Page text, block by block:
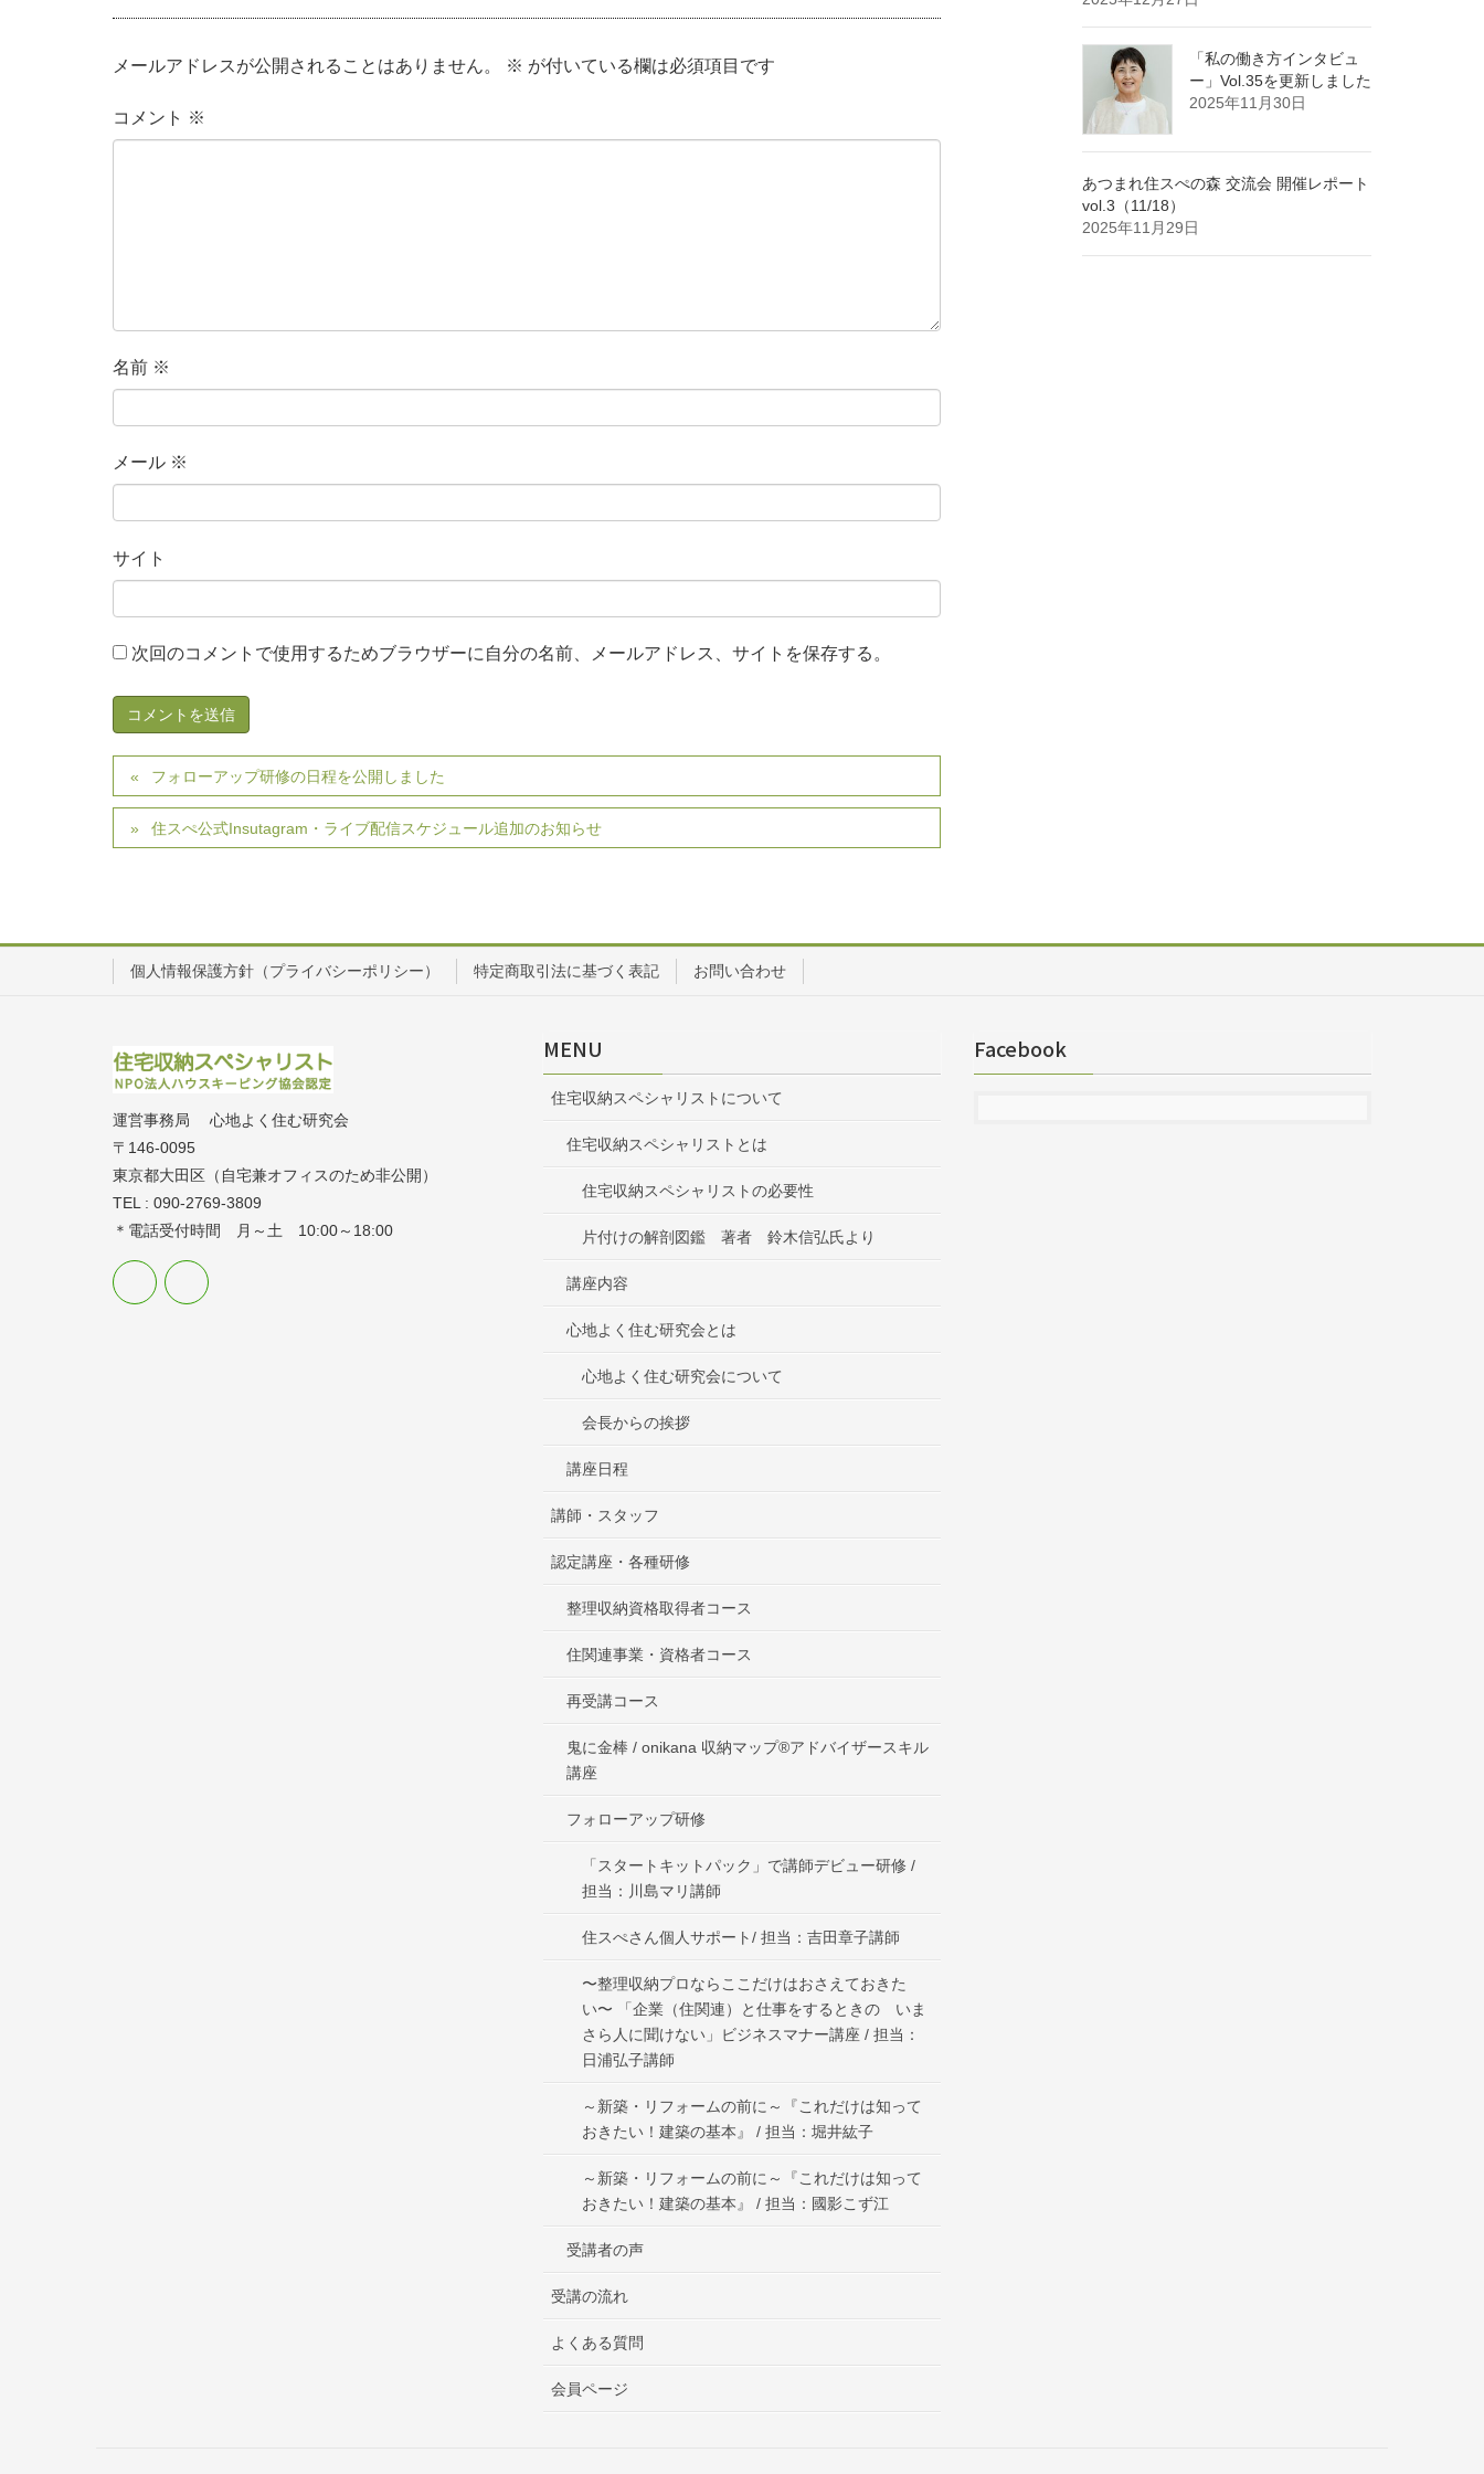
メールアドレスが公開されることはありません。 ※ が付いている欄は必須項目です
コメント ※
名前 ※
メール ※
サイト
次回のコメントで使用するためブラウザーに自分の名前、メールアドレス、サイトを保存する。
フォローアップ研修の日程を公開しました
住スぺ公式Insutagram・ライブ配信スケジュール追加のお知らせ
「私の働き方インタビュ
ー」Vol.35を更新しました
2025年11月30日
あつまれ住スぺの森 交流会 開催レポート
vol.3（11/18）
2025年11月29日
個人情報保護方針（プライバシーポリシー） 特定商取引法に基づく表記 お問い合わせ
運営事務局 心地よく住む研究会
〒146-0095
東京都大田区（自宅兼オフィスのため非公開）
TEL : 090-2769-3809
＊電話受付時間 月～土 10:00～18:00
MENU
住宅収納スペシャリストについて
住宅収納スペシャリストとは
住宅収納スペシャリストの必要性
片付けの解剖図鑑 著者 鈴木信弘氏より
講座内容
心地よく住む研究会とは
心地よく住む研究会について
会長からの挨拶
講座日程
講師・スタッフ
認定講座・各種研修
整理収納資格取得者コース
住関連事業・資格者コース
再受講コース
鬼に金棒 / onikana 収納マップ®アドバイザースキル
講座
フォローアップ研修
「スタートキットパック」で講師デビュー研修 /
担当：川島マリ講師
住スぺさん個人サポート/ 担当：吉田章子講師
〜整理収納プロならここだけはおさえておきた
い〜 「企業（住関連）と仕事をするときの いま
さら人に聞けない」ビジネスマナー講座 / 担当：
日浦弘子講師
～新築・リフォームの前に～『これだけは知って
おきたい！建築の基本』 / 担当：堀井紘子
～新築・リフォームの前に～『これだけは知って
おきたい！建築の基本』 / 担当：國影こず江
受講者の声
受講の流れ
よくある質問
会員ページ
Facebook